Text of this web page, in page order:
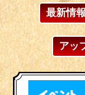
最新情
アッ